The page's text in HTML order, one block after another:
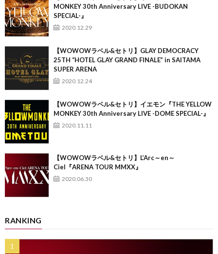
MONKEY 30th Anniversary LIVE -BUDOKAN
SPECIAL-』
2020.12.29
【WOWOWラベル&セトリ】GLAY DEMOCRACY
25TH “HOTEL GLAY GRAND FINALE” in SAITAMA
SUPER ARENA
2020.12.24
【WOWOWラベル&セトリ】イエモン『THE YELLOW
MONKEY 30th Anniversary LIVE -DOME SPECIAL-』
2020.11.11
【WOWOWラベル&セトリ】L’Arc～en～
Ciel『ARENA TOUR MMXX』
2020.06.30
RANKING